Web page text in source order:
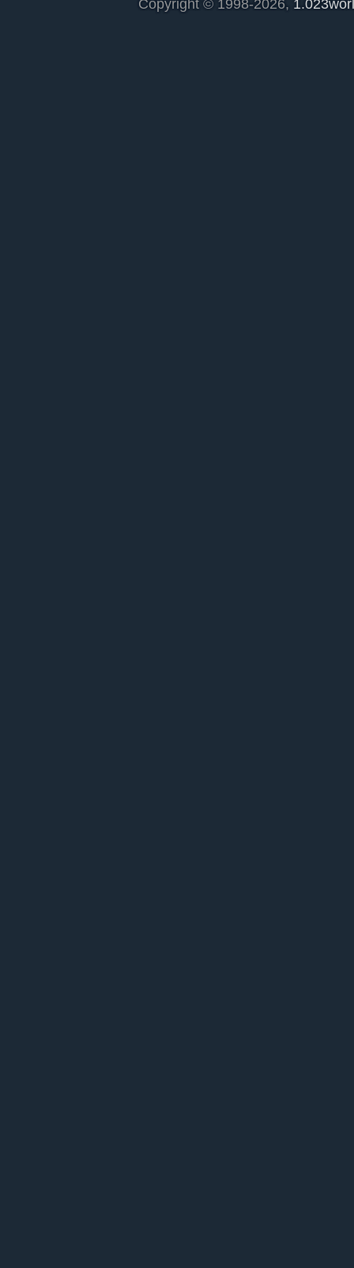
Copyright © 1998-2026,